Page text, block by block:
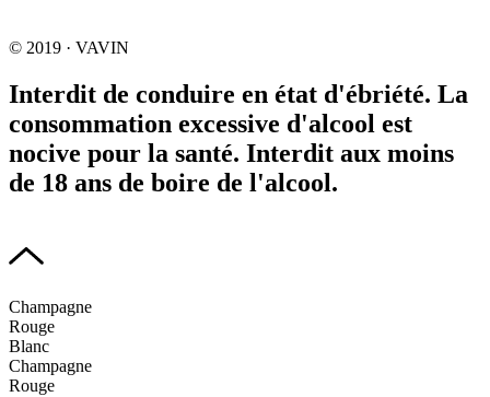
© 2019 · VAVIN
Interdit de conduire en état d'ébriété. La
consommation excessive d'alcool est
nocive pour la santé. Interdit aux moins
de 18 ans de boire de l'alcool.
Champagne
Rouge
Blanc
Champagne
Rouge